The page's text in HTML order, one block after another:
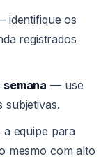
identifique os
registrados
— use
subjetivas.
equipe para
mesmo com alto